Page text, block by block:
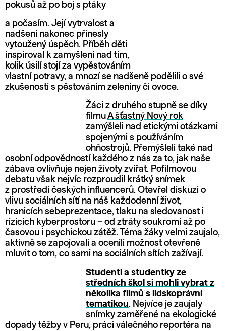
pokusů až po boj s ptáky
a počasím. Její vytrvalost a
nadšení nakonec přinesly
vytoužený úspěch. Příběh děti
inspiroval k zamyšlení nad tím,
kolik úsilí stojí za vypěstováním
vlastní potravy, a mnozí se nadšeně podělili o své
zkušenosti s pěstováním zeleniny či ovoce.
Žáci z druhého stupně se díky
filmuA šťastný Nový rok
zamýšleli nad etickými otázkami
spojenými s používáním
ohňostrojů. Přemýšleli také nad
osobní odpovědností každého z nás za to, jak naše
zábava ovlivňuje nejen životy zvířat. Pofilmovou
debatu však nejvíc rozproudil krátký snímek
z prostředí českých influencerů. Otevřel diskuzi o
vlivu sociálních sítí na náš každodenní život,
hranicích sebeprezentace, tlaku na sledovanost i
rizicích kyberprostoru – od ztráty soukromí až po
časovou i psychickou zátěž. Téma žáky velmi zaujalo,
aktivně se zapojovali a ocenili možnost otevřeně
mluvit o tom, co sami na sociálních sítích zažívají.
Studenti a studentky ze
středních škol si mohli vybrat z
několika filmů s lidskoprávní
tematikou. Nejvíce je zaujaly
snímky zaměřené na ekologické
dopady těžby v Peru, práci válečného reportéra na